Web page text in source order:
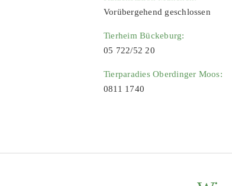
Vorübergehend geschlossen
Tierheim Bückeburg:
05 722/52 20
Tierparadies Oberdinger Moos:
0811 1740